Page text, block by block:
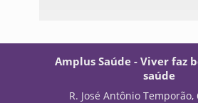
Amplus Saúde - Viver faz
saúde
R. José Antônio